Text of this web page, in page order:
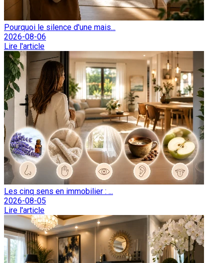
Pourquoi le silence d'une mais...
2026-08-06
Lire l'article
Les cinq sens en immobilier : ...
2026-08-05
Lire l'article